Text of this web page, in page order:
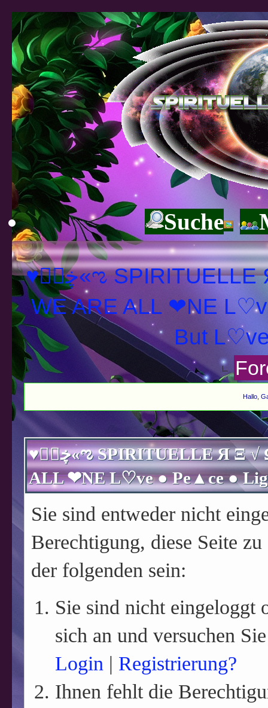
Suche
♥ڿڰۣ«ಌ SPIRITUELLE Я Ξ √ Ω L U T ↑ ☼ N - Forum -
WE ARE ALL ❤NE
Hallo,
♥ڿڰۣ«ಌ SPIRITUELLE Я Ξ √ Ω L U T ↑ ☼ N - Forum - WE ARE
Sie sind entweder nicht
Berechtigung, diese Seite
der folgenden sein:
Sie sind nicht eingeloggt
sich an und versuchen
Login | Registrierung?
Ihnen fehlt die